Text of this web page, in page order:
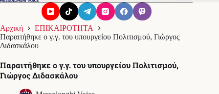
Αρχική
ΕΠΙΚΑΙΡΟΤΗΤΑ
Παραιτήθηκε ο γ.γ. του υπουργείου Πολιτισμού, Γιώργος
Διδασκάλου
Παραιτήθηκε ο γ.γ. του υπουργείου Πολιτισμού,
Γιώργος Διδασκάλου